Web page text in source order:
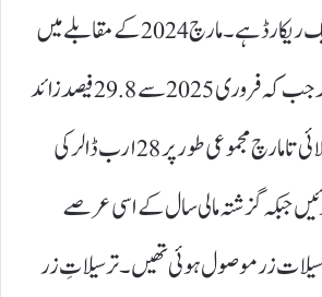
زر موصول ہوئیں جو ایک ریکارڈ ہے۔ مارچ 2024 کے مقابلے میں
ترسیلات زر 37.3 فیصد جب کہ فروری 2025سے 29.8فیصد زائد
ہیں۔ رواں مالی سال جولائی تا مارچ مجموعی طور پر 28ارب ڈالر کی
جبکہ گزشتہ مالی سال کے اسی عرصے
ترسیلات زر موصول ہوئی تھیں۔ ترسیلاتِ زر